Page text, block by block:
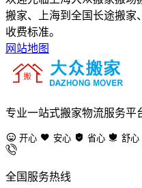
搬家、上海到全国长途搬家
收费标准。
网站地图
专业一站式搬家物流服务平
开心 安心 省心 舒心
全国服务热线